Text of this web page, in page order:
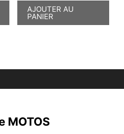
AJOUTER AU
PANIER
MOTOS